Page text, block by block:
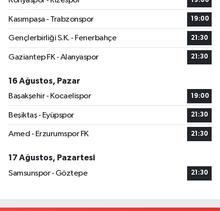
Kasımpaşa - Trabzonspor 19:00
Gençlerbirliği S.K. - Fenerbahçe 21:30
Gaziantep FK - Alanyaspor 21:30
16 Ağustos, Pazar
Başakşehir - Kocaelispor
19:00
Beşiktaş - Eyüpspor 21:30
Amed - Erzurumspor FK 21:30
17 Ağustos, Pazartesi
Samsunspor - Göztepe
21:30